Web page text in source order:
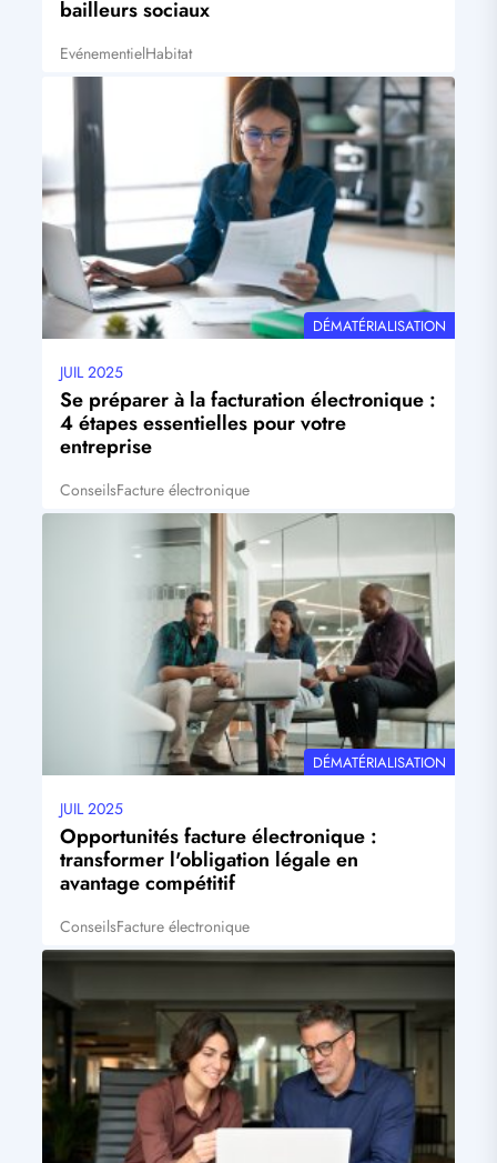
bailleurs sociaux
Tags
EvénementielHabitat
THÉMATIQUE
DÉMATÉRIALISATION
Date
mise
à
jour
JUIL 2025
Se préparer à la facturation électronique :
4 étapes essentielles pour votre
entreprise
Tags
ConseilsFacture électronique
THÉMATIQUE
DÉMATÉRIALISATION
Date
mise
à
jour
JUIL 2025
Opportunités facture électronique :
transformer l'obligation légale en
avantage compétitif
Tags
ConseilsFacture électronique
Visuel